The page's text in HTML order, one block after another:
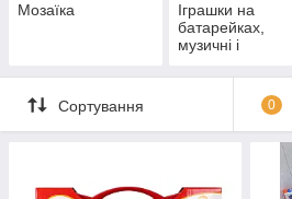
Мозаїка
Іграшки на
батарейках,
музичні і
Сортування 0